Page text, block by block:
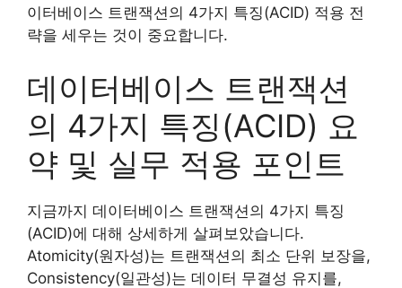
이터베이스 트랜잭션의 4가지 특징(ACID) 적용 전
략을 세우는 것이 중요합니다.
데이터베이스 트랜잭션
의 4가지 특징(ACID) 요
약 및 실무 적용 포인트
지금까지 데이터베이스 트랜잭션의 4가지 특징
(ACID)에 대해 상세하게 살펴보았습니다.
Atomicity(원자성)는 트랜잭션의 최소 단위 보장을,
Consistency(일관성)는 데이터 무결성 유지를,